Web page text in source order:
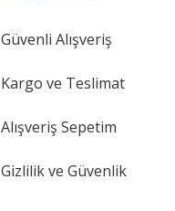
Güvenli Alışveriş
Kargo ve Teslimat
Alışveriş Sepetim
Gizlilik ve Güvenlik